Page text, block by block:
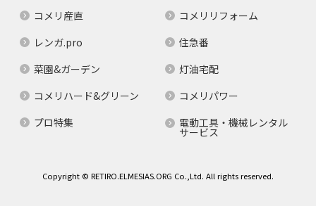
コメリ産直
コメリリフォーム
レンガ.pro
住急番
菜園&ガーデン
灯油宅配
コメリハード&グリーン
コメリパワー
プロ特集
電動工具・機械レンタル
サービス
Copyright © RETIRO.ELMESIAS.ORG Co.,Ltd. All rights reserved.